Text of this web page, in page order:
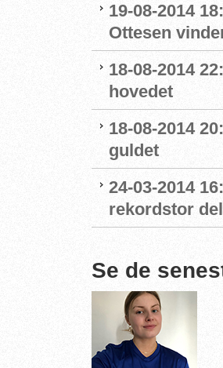
19-08-2014
Ottesen
18-08-2014
hovedet
18-08-2014
guldet
24-03-2014
rekordstor
Se de